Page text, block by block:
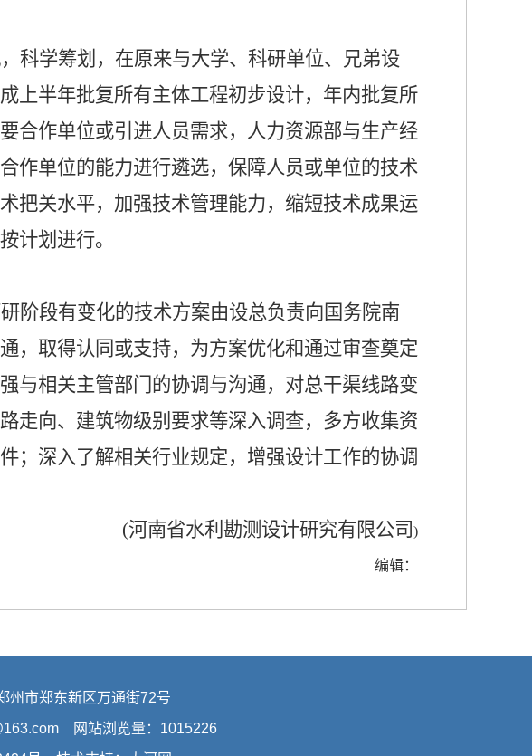
科学筹划，在原来与大学、科研单位、兄弟设
上半年批复所有主体工程初步设计，年内批复所
合作单位或引进人员需求，人力资源部与生产经
作单位的能力进行遴选，保障人员或单位的技术
把关水平，加强技术管理能力，缩短技术成果运
计划进行。
阶段有变化的技术方案由设总负责向国务院南
，取得认同或支持，为方案优化和通过审查奠定
与相关主管部门的协调与沟通，对总干渠线路变
走向、建筑物级别要求等深入调查，多方收集资
；深入了解相关行业规定，增强设计工作的协调
(河南省水利勘测设计研究有限公司)
编辑：
州市郑东新区万通街72号
网站浏览量： 1015226